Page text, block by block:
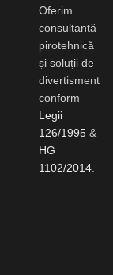
Oferim
consultanță
pirotehnică
și soluții de
divertisment
conform
Legii
126/1995 &
HG
1102/2014